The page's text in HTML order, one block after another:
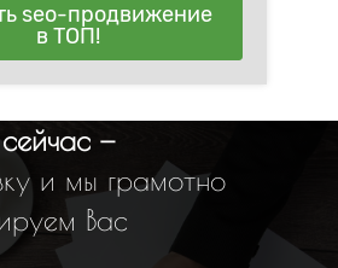
seo-продвижение
в ТОП!
—
и мы грамотно
Вас